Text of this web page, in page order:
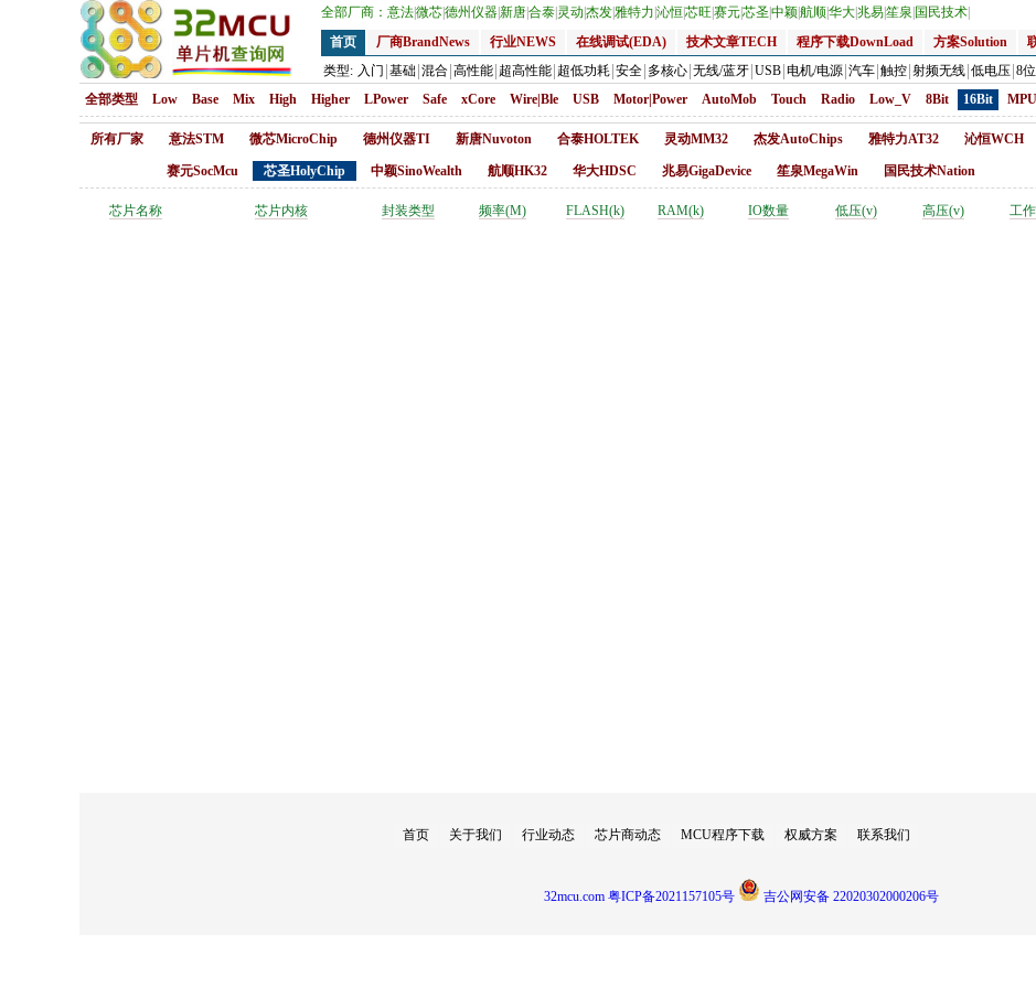
全部厂商： 意法微芯德州仪器新唐合泰 灵动 杰发雅特力 沁恒芯旺 赛元芯圣 中颖航顺华大兆易笙泉 国民技术
首页
厂商BrandNews 行业NEWS 在线调试(EDA) 技术文章TECH 程序下载DownLoad 方案Solution
类型: 入门 基础 混合 高性能 超高性能 超低功耗 安全 多核心 无线/蓝牙 USB 电机/电源 汽车 触控 射频无线 低电压 8位
全部类型
Low Base Mix High Higher LPower Safe xCore Wire|Ble USB Motor|Power AutoMob Touch Radio Low_V 8Bit 16Bit MPU
所有厂家 意法STM 微芯MicroChip 德州仪器TI 新唐Nuvoton 合泰HOLTEK 灵动MM32 杰发AutoChips 雅特力AT32 沁恒WCH
赛元SocMcu 芯圣HolyChip 中颖SinoWealth 航顺HK32 华大HDSC 兆易GigaDevice 笙泉MegaWin 国民技术Nation
芯片名称 芯片内核 封装类型 频率(M) FLASH(k) RAM(k) IO数量 低压(v) 高压(v) 工
首页 关于我们 行业动态 芯片商动态 MCU程序下载 权威方案 联系我们
32mcu.com 粤ICP备2021157105号 吉公网安备 22020302000206号